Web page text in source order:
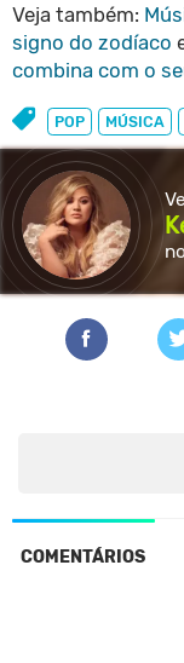
Veja também:
signo do zodíaco
combina com o
POP MÚSICA
COMENTÁRIOS